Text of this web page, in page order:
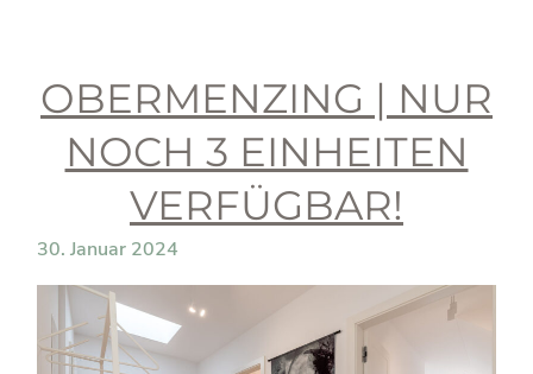
OBERMENZING | NUR
NOCH 3 EINHEITEN
VERFÜGBAR!
30. Januar 2024